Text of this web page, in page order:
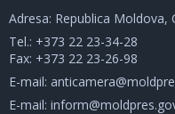
Adresa: Republica Moldova,
Tel.: +373 22 23-34-28
Fax: +373 22 23-26-98
E-mail:
E-mail: